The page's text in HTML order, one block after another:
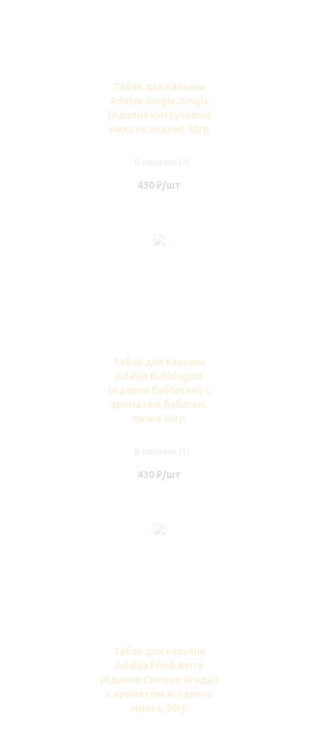
Табак для кальяна
Adalya Jungle Jungle
(Адалия цитрусовый
микс со льдом) 50гр
430₽/шт
Табак для кальяна
Adalya Bubblegum
(Адалия бабблгам) с
ароматом баблгам,
пачка 50гр
430₽/шт
Табак для кальяна
Adalya Fresh Berry
(Адалия Свежие Ягоды)
с ароматом ягодного
микса, 50гр